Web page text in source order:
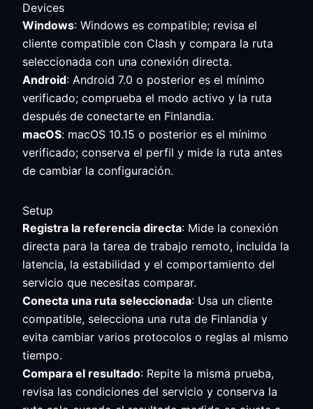
Devices
Windows: Windows es compatible; revisa el
cliente compatible con Clash y compara la ruta
seleccionada con una conexión directa.
Android: Android 7.0 o posterior es el mínimo
verificado; comprueba el modo activo y la ruta
después de conectarte en Finlandia.
macOS: macOS 10.15 o posterior es el mínimo
verificado; conserva el perfil y mide la ruta antes
de cambiar la configuración.
Setup
Registra la referencia directa: Mide la conexión
directa para la tarea de trabajo remoto, incluida la
latencia, la estabilidad y el comportamiento del
servicio que necesitas comparar.
Conecta una ruta seleccionada: Usa un cliente
compatible, selecciona una ruta de Finlandia y
evita cambiar varios protocolos o reglas al mismo
tiempo.
Compara el resultado: Repite la misma prueba,
revisa las condiciones del servicio y conserva la